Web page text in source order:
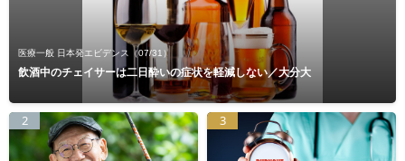
医療一般 日本発エビデンス （07/31）
飲酒中のチェイサーは二日酔いの症状を軽減しない／大分大
2 3